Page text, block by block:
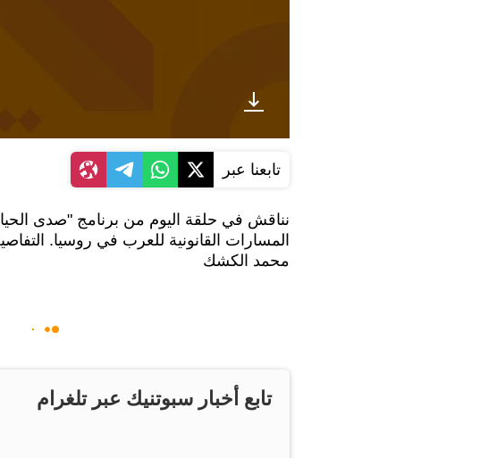
تابعنا عبر
نناقش في حلقة اليوم من برنامج "صدى
المسارات القانونية للعرب في روسيا.
محمد الكشك
تابع أخبار سبوتنيك عبر تلغرام